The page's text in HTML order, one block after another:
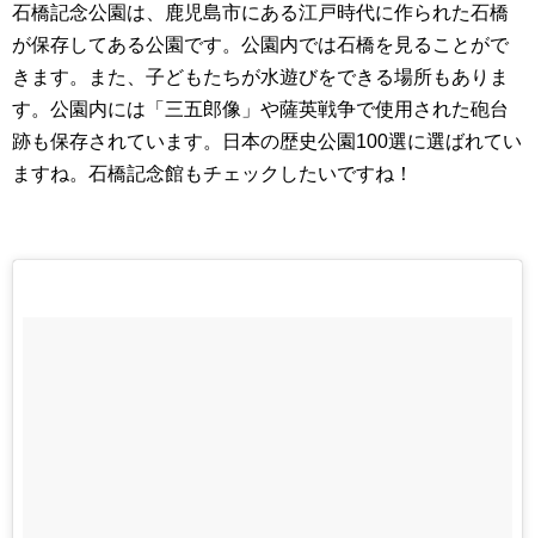
石橋記念公園は、鹿児島市にある江戸時代に作られた石橋
が保存してある公園です。公園内では石橋を見ることがで
きます。また、子どもたちが水遊びをできる場所もありま
す。公園内には「三五郎像」や薩英戦争で使用された砲台
跡も保存されています。日本の歴史公園100選に選ばれてい
ますね。石橋記念館もチェックしたいですね！